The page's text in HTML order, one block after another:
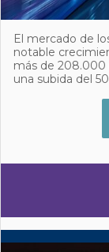
El mercado de
notable
más de 208.000
una subida del